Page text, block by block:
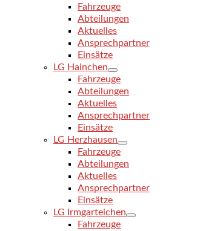
Fahrzeuge
Abteilungen
Aktuelles
Ansprechpartner
Einsätze
LG Hainchen
Fahrzeuge
Abteilungen
Aktuelles
Ansprechpartner
Einsätze
LG Herzhausen
Fahrzeuge
Abteilungen
Aktuelles
Ansprechpartner
Einsätze
LG Irmgarteichen
Fahrzeuge